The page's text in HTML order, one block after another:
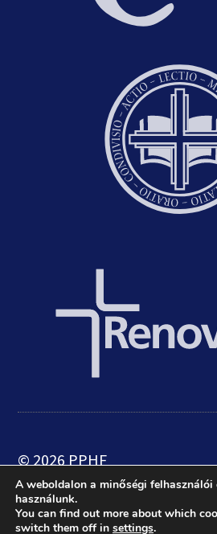
© 2026 PPHF
web:crætive.hu |
A weboldalon a minőségi felhasználói
használunk.
You can find out more about which
switch them off in settings.